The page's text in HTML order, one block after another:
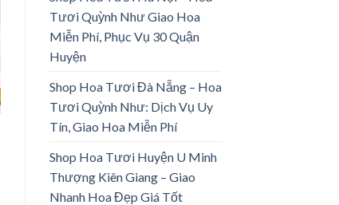
Tươi Quỳnh Như Giao Hoa
Miễn Phí, Phục Vụ 30 Quận
Huyện
Shop Hoa Tươi Đà Nẵng – Hoa
Tươi Quỳnh Như: Dịch Vụ Uy
Tín, Giao Hoa Miễn Phí
Shop Hoa Tươi Huyện U Minh
Thượng Kiên Giang – Giao
Nhanh Hoa Đẹp Giá Tốt